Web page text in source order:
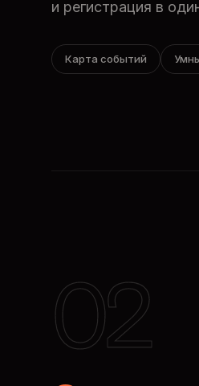
и регистрация в
Карта событий
02